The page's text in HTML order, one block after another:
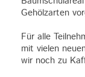
Gehölzarten
Für alle
mit vielen
wir noch zu